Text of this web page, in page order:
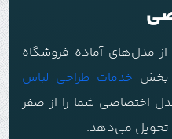
مدل‌های آماده فروشگاه
بخش خدمات طراحی لباس
اختصاصی شما را از صفر
تحویل می‌دهد.